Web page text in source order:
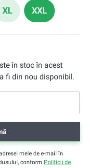
XL XXL
în stoc în acest
fi din nou disponibil.
mele de e-mail în
conform Politicii de